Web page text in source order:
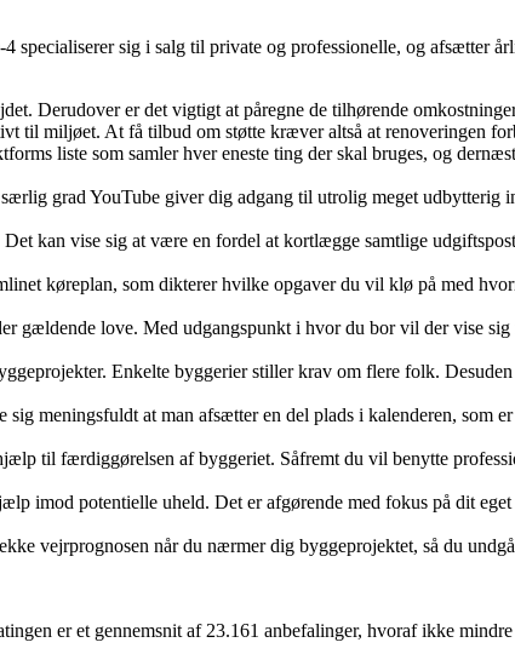
specialiserer sig i salg til private og professionelle, og afsætter
Derudover er det vigtigt at påregne de tilhørende
til miljøet. At få tilbud om støtte kræver altså at renoveringen
liste som samler hver eneste ting der skal bruges, og
grad YouTube giver dig adgang til utrolig meget udbytterig
kan vise sig at være en fordel at kortlægge samtlige
køreplan, som dikterer hvilke opgaver du vil klø på med
love. Med udgangspunkt i hvor du bor vil der vise sig
Enkelte byggerier stiller krav om flere folk.
meningsfuldt at man afsætter en del plads i kalenderen, som
til færdiggørelsen af byggeriet. Såfremt du vil benytte
imod potentielle uheld. Det er afgørende med fokus på dit
vejrprognosen når du nærmer dig byggeprojektet, så du
er et gennemsnit af 23.161 anbefalinger, hvoraf ikke